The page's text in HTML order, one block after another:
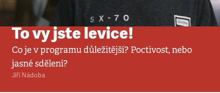
Komentář
To vy jste levice!
Co je v programu důležitější? Poctivost, nebo
jasné sdělení?
Jiří Nádoba